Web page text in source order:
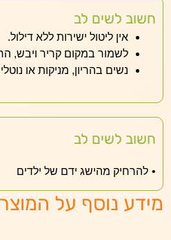
חשוב לשים לב
אין ליטול ישירות ללא דילול.
לשמור במקום קריר ויבש,
נשים בהריון, מניקות או
חשוב לשים לב
להרחיק מהישג ידם של ילדים
מידע נוסף על